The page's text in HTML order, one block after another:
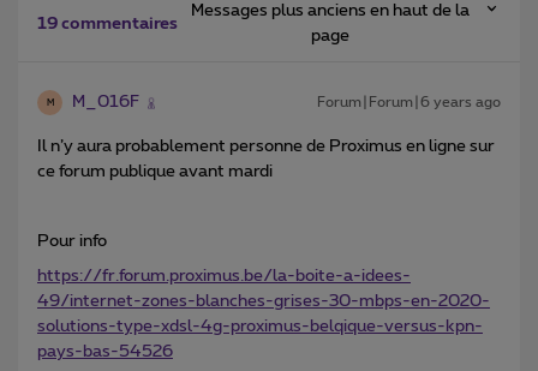
19 commentaires
Messages plus anciens en haut de la
page
M M_016F Forum|Forum|6 years ago
Il n’y aura probablement personne de Proximus en ligne sur
ce forum publique avant mardi
Pour info
https://fr.forum.proximus.be/la-boite-a-idees-
49/internet-zones-blanches-grises-30-mbps-en-2020-
solutions-type-xdsl-4g-proximus-belqique-versus-kpn-
pays-bas-54526